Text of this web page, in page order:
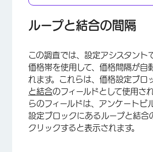
ループと結合の間隔
この調査では、設定アシスタント
価格帯を使用して、価格間隔が自
れます。これらは、価格設定ブロ
と結合のフィールドとして使用さ
らのフィールドは、アンケートビ
設定ブロックにあるループと結合
クリックすると表示されます。